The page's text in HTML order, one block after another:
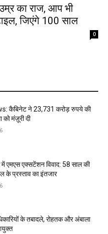
का राज, आप भी
जिएंगे 100 साल
0
कैबिनेट ने 23,731 करोड़ रुपये की
को मंज़ूरी दी
एमएस एक्सटेंशन विवाद: 58 साल की
के प्रस्ताव का इंतजार
के तबादले, रोहतक और अंबाला